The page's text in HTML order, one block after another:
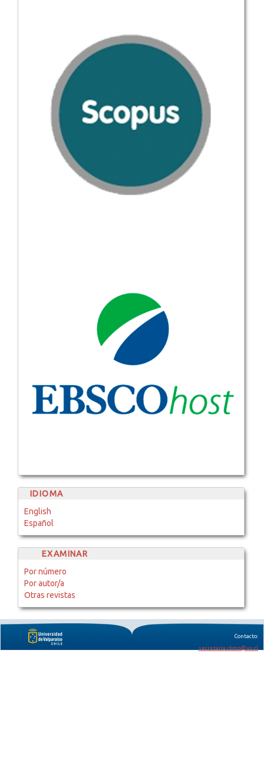
IDIOMA
English
Español
EXAMINAR
Por número
Por autor/a
Otras revistas
Contacto:
secretaria.rbmo@uv.cl